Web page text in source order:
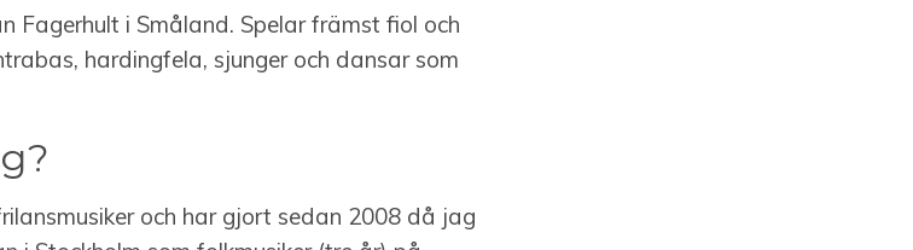
Fagerhult i Småland. Spelar främst fiol och
hardingfela, sjunger och dansar som
och har gjort sedan 2008 då jag